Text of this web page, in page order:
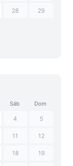
28 29
Sáb Dom
4 5
11 12
18 19